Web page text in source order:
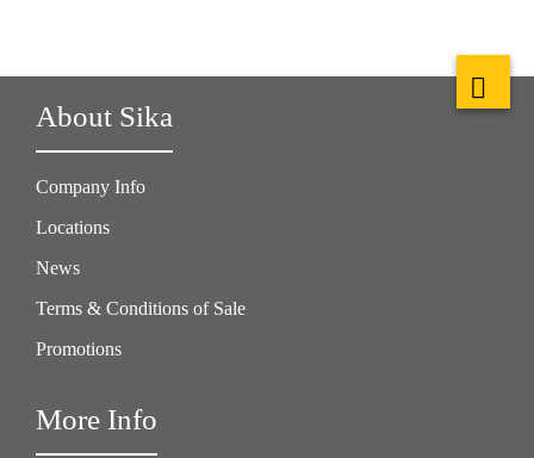
About Sika
Company Info
Locations
News
Terms & Conditions of Sale
Promotions
More Info